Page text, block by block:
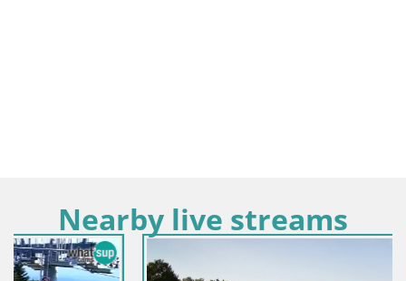
Nearby live streams